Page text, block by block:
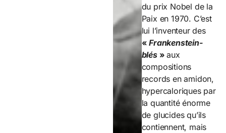
du prix Nobel de la
Paix en 1970. C’est
lui l’inventeur des
«Frankenstein-
blés»aux
compositions
records en amidon,
hypercaloriques par
la quantité énorme
de glucides qu’ils
contiennent, mais